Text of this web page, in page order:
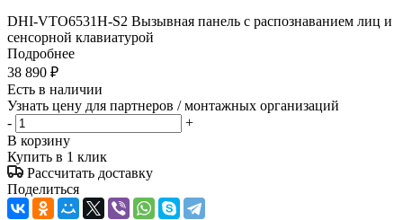
DHI-VTO6531H-S2 Вызывная панель c распознаванием лиц и
сенсорной клавиатурой
Подробнее
38 890 ₽
Есть в наличии
Узнать цену для партнеров / монтажных организаций
-
+
В корзину
Купить в 1 клик
Рассчитать доставку
Поделиться